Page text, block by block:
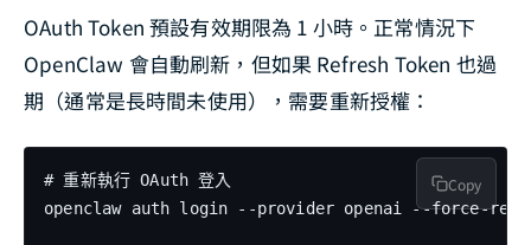
OAuth Token 預設有效期限為 1 小時。正常情況下
OpenClaw 會自動刷新，但如果 Refresh Token 也過
期（通常是長時間未使用），需要重新授權：
# 重新執行 OAuth 登入
openclaw auth login --provider openai --force-
Copy